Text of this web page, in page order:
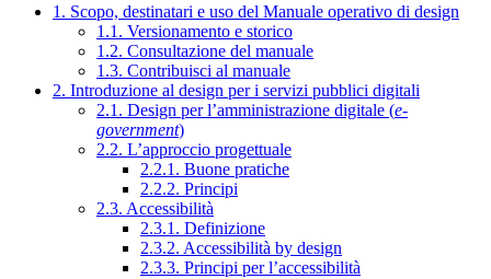
1. Scopo, destinatari e uso del Manuale operativo di design
1.1. Versionamento e storico
1.2. Consultazione del manuale
1.3. Contribuisci al manuale
2. Introduzione al design per i servizi pubblici digitali
2.1. Design per l’amministrazione digitale (e-
government)
2.2. L’approccio progettuale
2.2.1. Buone pratiche
2.2.2. Principi
2.3. Accessibilità
2.3.1. Definizione
2.3.2. Accessibilità by design
2.3.3. Principi per l’accessibilità